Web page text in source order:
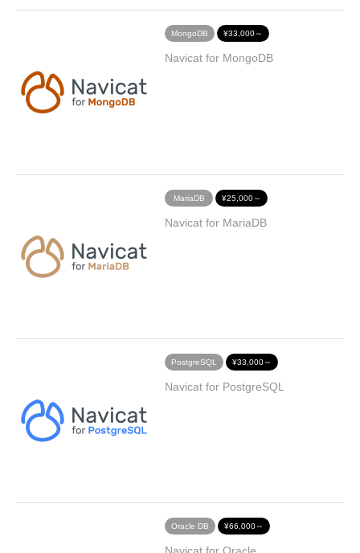
MongoDB ¥33,000～
Navicat for MongoDB
MariaDB ¥25,000～
Navicat for MariaDB
PostgreSQL ¥33,000～
Navicat for PostgreSQL
Oracle DB ¥66,000～